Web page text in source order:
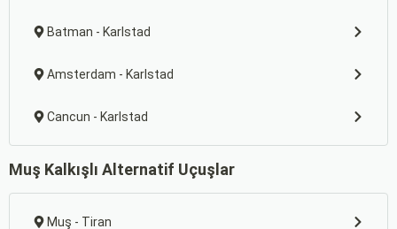
Batman - Karlstad
Amsterdam - Karlstad
Cancun - Karlstad
Muş Kalkışlı Alternatif Uçuşlar
Muş - Tiran